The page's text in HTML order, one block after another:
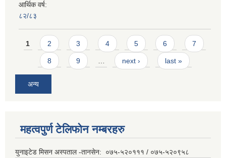
आर्थिक वर्ष:
८२/८३
Pages
1 2 3 4 5 6 7
8 9 next › last »
अन्य
महत्वपुर्ण टेलिफोन नम्बरहरु
युनाइटेड मिसन अस्पताल -तानसेन: ०७५-५२०१११ / ०७५-५२०९५८